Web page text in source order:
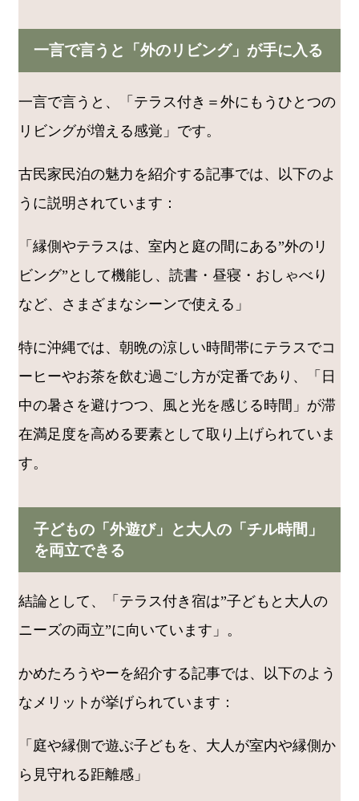
一言で言うと「外のリビング」が手に入る
一言で言うと、「テラス付き＝外にもうひとつの
リビングが増える感覚」です。
古民家民泊の魅力を紹介する記事では、以下のよ
うに説明されています：
「縁側やテラスは、室内と庭の間にある”外のリ
ビング”として機能し、読書・昼寝・おしゃべり
など、さまざまなシーンで使える」
特に沖縄では、朝晩の涼しい時間帯にテラスでコ
ーヒーやお茶を飲む過ごし方が定番であり、「日
中の暑さを避けつつ、風と光を感じる時間」が滞
在満足度を高める要素として取り上げられていま
す。
子どもの「外遊び」と大人の「チル時間」
を両立できる
結論として、「テラス付き宿は”子どもと大人の
ニーズの両立”に向いています」。
かめたろうやーを紹介する記事では、以下のよう
なメリットが挙げられています：
「庭や縁側で遊ぶ子どもを、大人が室内や縁側か
ら見守れる距離感」